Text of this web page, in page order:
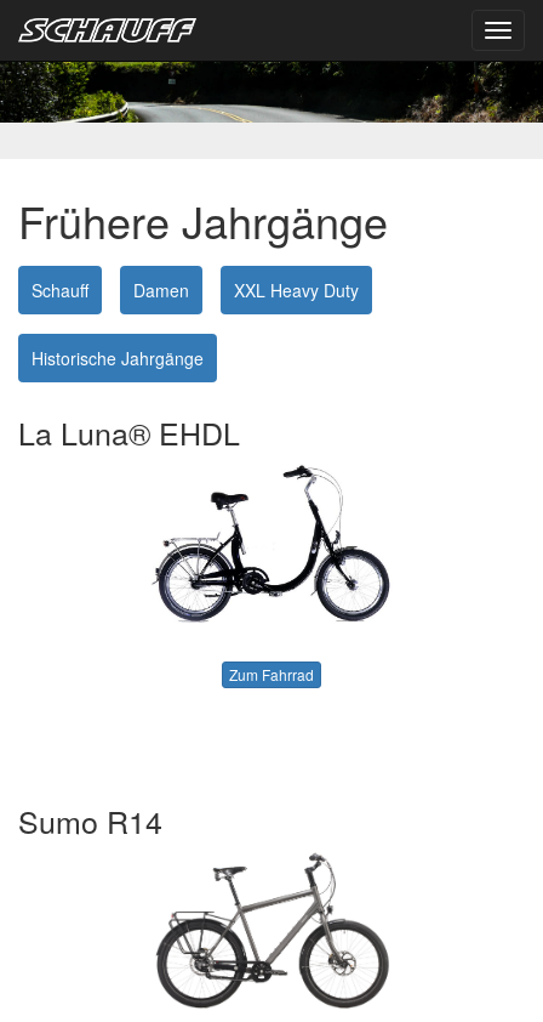
Frühere Jahrgänge
Schauff Damen XXL Heavy Duty
Historische Jahrgänge
La Luna® EHDL
Zum Fahrrad
Sumo R14